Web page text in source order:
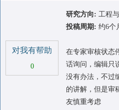
对我有帮助
0
研究方向: 工程
投稿周期: 约6个
在专家审核状态
话询问，编辑只
没有办法，不过
的讲解，但是审
友慎重考虑